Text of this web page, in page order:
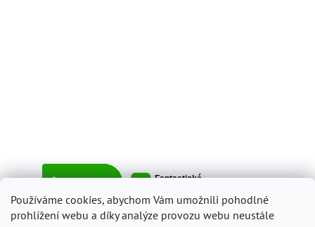
Používáme cookies, abychom Vám umožnili pohodlné
prohlížení webu a díky analýze provozu webu neustále